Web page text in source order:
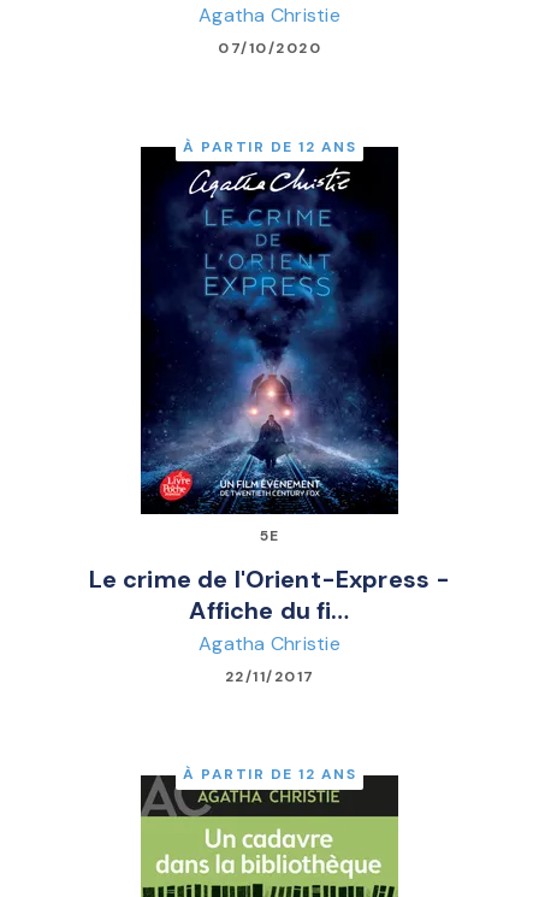
Agatha Christie
07/10/2020
À PARTIR DE 12 ANS
5E
Le crime de l'Orient-Express -
Affiche du fi…
Agatha Christie
22/11/2017
À PARTIR DE 12 ANS